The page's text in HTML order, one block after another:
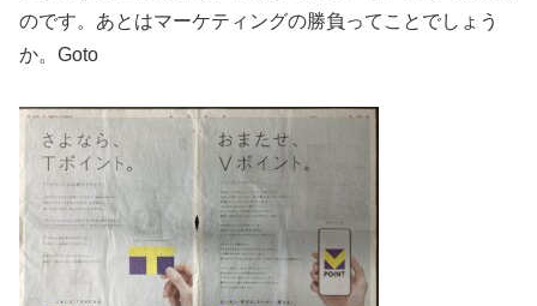
のです。あとはマーケティングの勝負ってことでしょう
か。Goto